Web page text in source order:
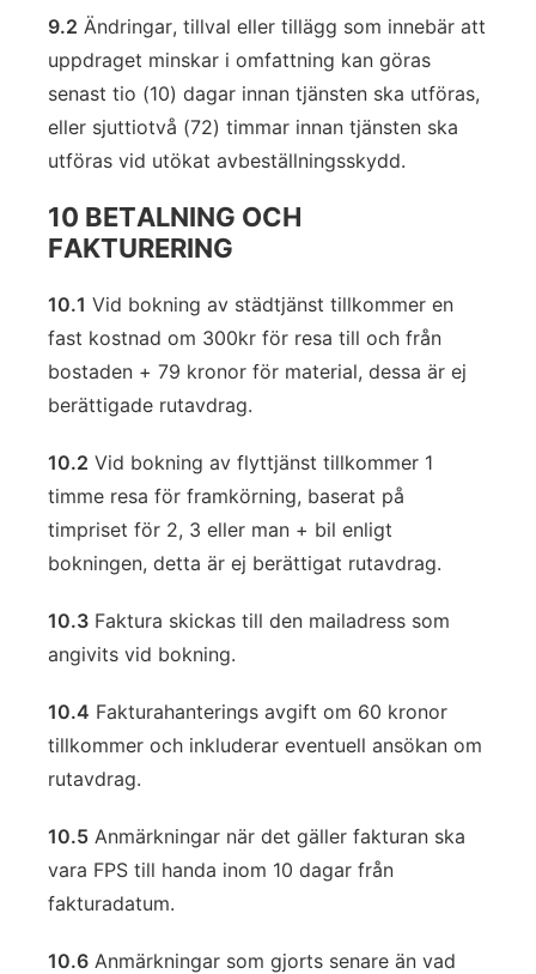
9.2 Ändringar, tillval eller tillägg som innebär att
uppdraget minskar i omfattning kan göras
senast tio (10) dagar innan tjänsten ska utföras,
eller sjuttiotvå (72) timmar innan tjänsten ska
utföras vid utökat avbeställningsskydd.
10 BETALNING OCH
FAKTURERING
10.1 Vid bokning av städtjänst tillkommer en
fast kostnad om 300kr för resa till och från
bostaden + 79 kronor för material, dessa är ej
berättigade rutavdrag.
10.2 Vid bokning av flyttjänst tillkommer 1
timme resa för framkörning, baserat på
timpriset för 2, 3 eller man + bil enligt
bokningen, detta är ej berättigat rutavdrag.
10.3 Faktura skickas till den mailadress som
angivits vid bokning.
10.4 Fakturahanterings avgift om 60 kronor
tillkommer och inkluderar eventuell ansökan om
rutavdrag.
10.5 Anmärkningar när det gäller fakturan ska
vara FPS till handa inom 10 dagar från
fakturadatum.
10.6 Anmärkningar som gjorts senare än vad